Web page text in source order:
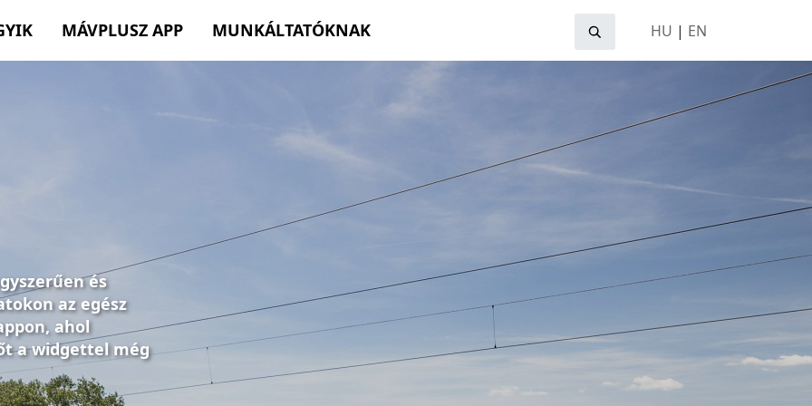
MÁVPLUSZ APP MUNKÁLTATÓKNAK HU | EN
és
az egész
ahol
a widgettel még